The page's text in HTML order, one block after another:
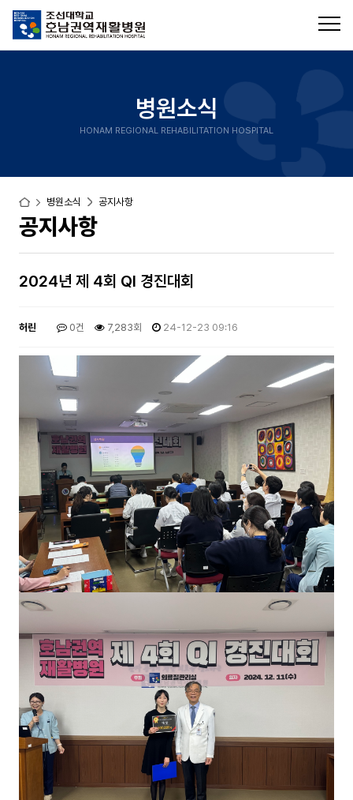
병원소식
HONAM REGIONAL REHABILITATION HOSPITAL
공지사항
병원소식 공지사항
2024년 제 4회 QI 경진대회
허린 0건 7,283회 24-12-23 09:16